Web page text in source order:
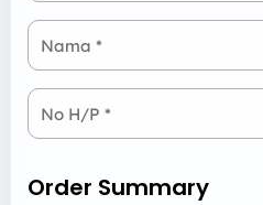
Nama *
No H/P *
Order Summary